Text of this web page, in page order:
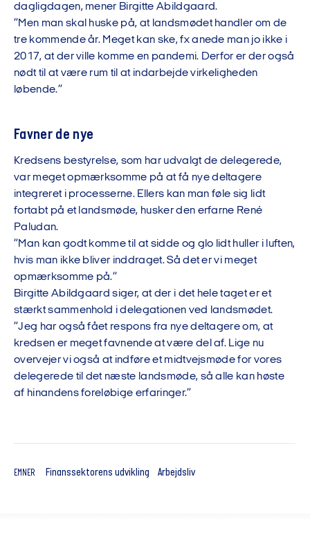
dagligdagen, mener Birgitte Abildgaard.
”Men man skal huske på, at landsmødet handler om de
tre kommende år. Meget kan ske, fx anede man jo ikke i
2017, at der ville komme en pandemi. Derfor er der også
nødt til at være rum til at indarbejde virkeligheden
løbende.”
Favner de nye
Kredsens bestyrelse, som har udvalgt de delegerede,
var meget opmærksomme på at få nye deltagere
integreret i processerne. Ellers kan man føle sig lidt
fortabt på et landsmøde, husker den erfarne René
Paludan.
”Man kan godt komme til at sidde og glo lidt huller i luften,
hvis man ikke bliver inddraget. Så det er vi meget
opmærksomme på.”
Birgitte Abildgaard siger, at der i det hele taget er et
stærkt sammenhold i delegationen ved landsmødet.
”Jeg har også fået respons fra nye deltagere om, at
kredsen er meget favnende at være del af. Lige nu
overvejer vi også at indføre et midtvejsmøde for vores
delegerede til det næste landsmøde, så alle kan høste
af hinandens foreløbige erfaringer.”
EMNER Finanssektorens udvikling Arbejdsliv